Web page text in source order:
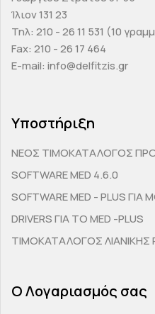
Ίλιον 131 23
Τηλ: 210 - 26 11 531 (10
Fax: 210 - 26 17 464
E-mail: info@delfitzis.gr
Υποστήριξη
ΝΕΟΣ ΤΙΜΟΚΑΤΑΛΟΓΟΣ
SOFTWARE MED 4.6.0
SOFTWARE MED - PLUS
DRIVERS ΓΙΑ ΤΟ MED -PLUS
ΤΙΜΟΚΑΤΑΛΟΓΟΣ ΛΙΑΝΙΚΗΣ
Ο Λογαριασμός σας